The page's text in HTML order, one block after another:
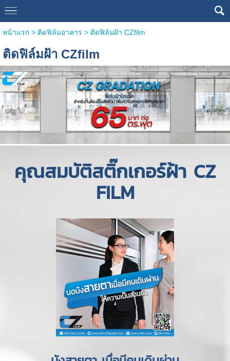
หน้าแรก> ติดฟิล์มอาคาร > ติดฟิล์มฝ้า CZfilm
ติดฟิล์มฝ้า CZfilm
คุณสมบัติสติ๊กเกอร์ฝ้า CZ
FILM